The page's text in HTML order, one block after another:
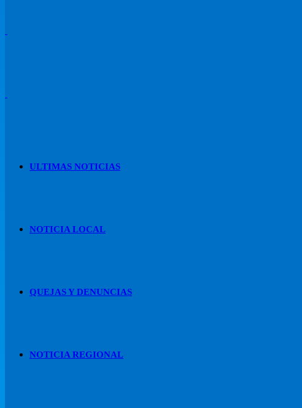
ULTIMAS NOTICIAS
NOTICIA LOCAL
QUEJAS Y DENUNCIAS
NOTICIA REGIONAL